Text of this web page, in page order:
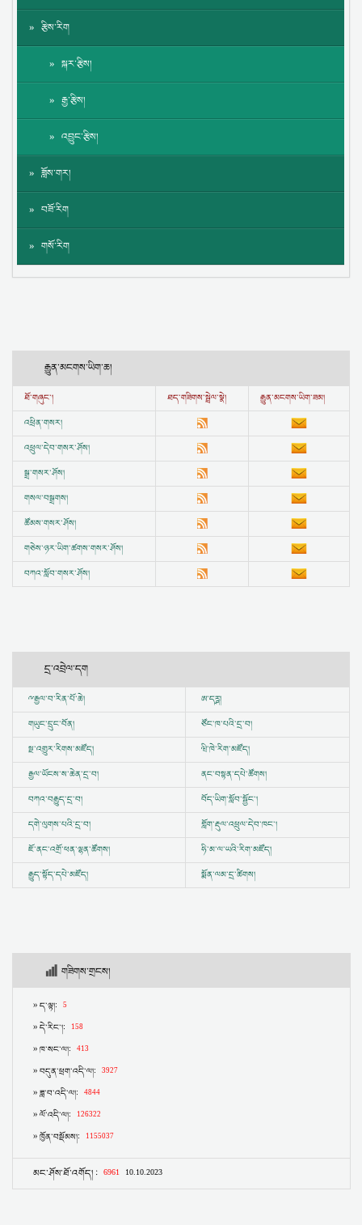
རྩིས་རིག
སྐར་རྩིས།
རྒྱ་རྩིས།
འབྱུང་རྩིས།
ཟློས་གར།
བཟོ་རིག
གསོ་རིག
རྒྱུན་མངགས་ཡིག་ཆ།
ཐོ་གཞུང་། ཐད་གཟིགས་སྦྲེལ་སྣེ།
རྒྱུན་མངགས་ཡིག་ཟམ།
འཕྲིན་གསར།
འཕྲུལ་དེབ་གསར་ཤོས།
སྒྲ་གསར་ཤོས།
གསལ་བསྒྲགས།
ཚོམས་གསར་ཤོས།
གཅེས་ཉར་ཡིག་ཚགས་གསར་ཤོས།
བཀའ་སློབ་གསར་ཤོས།
དྲ་འབྲེལ་དག
ྋརྒྱལ་བ་རིན་པོ་ཆེ།
ཨ་དཪྴ།
གཡུང་དྲུང་བོན།
ཙོང་ཁ་པའི་དྲ་བ།
སྔ་འགྱུར་རིགས་མཛོད།
ཝི་ཁེ་རིག་མཛོད།
རྒྱལ་ཡོངས་ས་ཆེན་དྲ་བ།
ནང་བསྟན་དཔེ་ཚོགས།
བཀའ་བརྒྱུད་དྲ་བ།
བོད་ཡིག་སློབ་སྦྱོང་།
དགེ་ལུགས་པའི་དྲ་བ།
གློག་རྡུལ་འཕྲུལ་དེབ་ཁང་།
ཇོ་ནང་འགྲོ་ཕན་ལྷན་ཚོགས།
ཧི་མ་ལ་ཡའི་རིག་མཛོད།
རྒྱུད་སྟོད་དཔེ་མཛོད།
སྨོན་ལམ་དྲ་ཚིགས།